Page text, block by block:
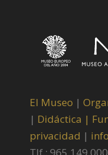
El Museo |
| Didáctica |
privacidad |
Tlf.: 965 149 000